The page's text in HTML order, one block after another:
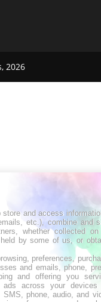
2026
store and access
etc.), combine and
whether collected
by some of us, or
preferences,
and emails, phone,
and offering you
ads across your devices
phone, audio, and